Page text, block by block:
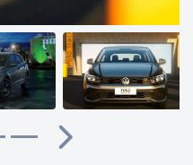
Próximo